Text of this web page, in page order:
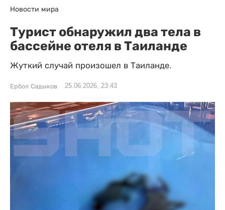
Новости мира
Турист обнаружил два тела в
бассейне отеля в Таиланде
Жуткий случай произошел в Таиланде.
Ербол Садыков 25.06.2026, 23:43